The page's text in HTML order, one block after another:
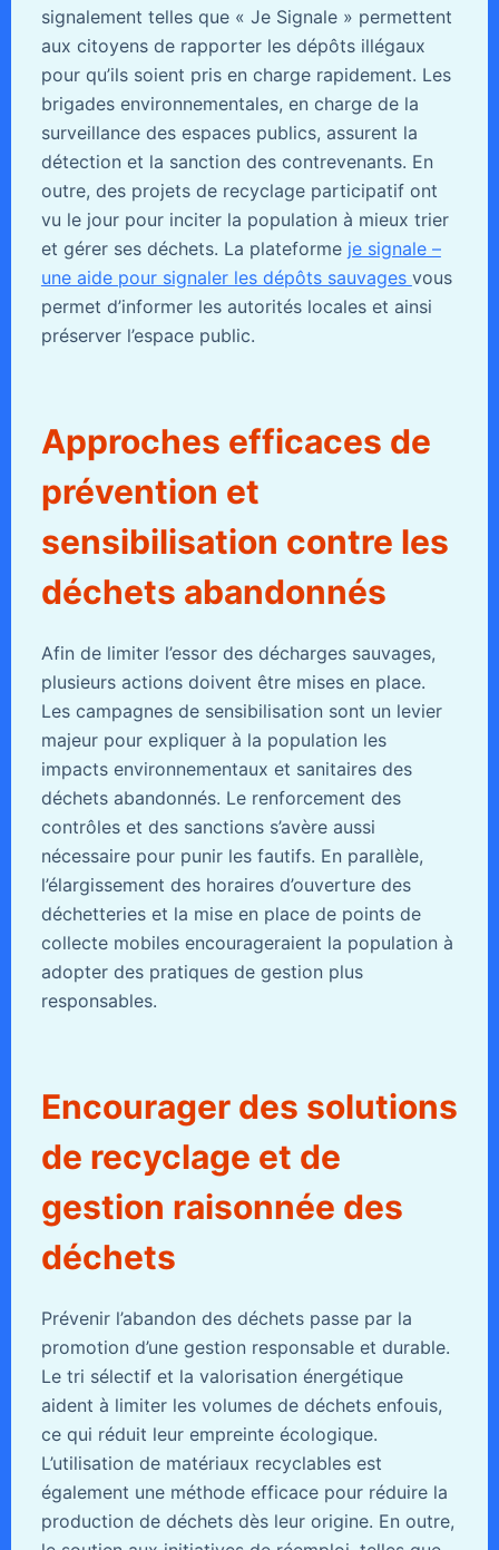
signalement telles que « Je Signale » permettent
aux citoyens de rapporter les dépôts illégaux
pour qu’ils soient pris en charge rapidement. Les
brigades environnementales, en charge de la
surveillance des espaces publics, assurent la
détection et la sanction des contrevenants. En
outre, des projets de recyclage participatif ont
vu le jour pour inciter la population à mieux trier
et gérer ses déchets. La plateforme je signale –
une aide pour signaler les dépôts sauvages vous
permet d’informer les autorités locales et ainsi
préserver l’espace public.
Approches efficaces de
prévention et
sensibilisation contre les
déchets abandonnés
Afin de limiter l’essor des décharges sauvages,
plusieurs actions doivent être mises en place.
Les campagnes de sensibilisation sont un levier
majeur pour expliquer à la population les
impacts environnementaux et sanitaires des
déchets abandonnés. Le renforcement des
contrôles et des sanctions s’avère aussi
nécessaire pour punir les fautifs. En parallèle,
l’élargissement des horaires d’ouverture des
déchetteries et la mise en place de points de
collecte mobiles encourageraient la population à
adopter des pratiques de gestion plus
responsables.
Encourager des solutions
de recyclage et de
gestion raisonnée des
déchets
Prévenir l’abandon des déchets passe par la
promotion d’une gestion responsable et durable.
Le tri sélectif et la valorisation énergétique
aident à limiter les volumes de déchets enfouis,
ce qui réduit leur empreinte écologique.
L’utilisation de matériaux recyclables est
également une méthode efficace pour réduire la
production de déchets dès leur origine. En outre,